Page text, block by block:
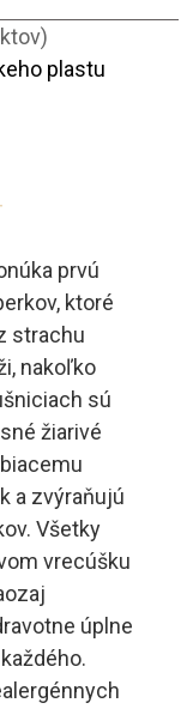
plastu
prvú
ktoré
strachu
nakoľko
sú
žiarivé
a zvýraňujú
Všetky
vrecúšku
úplne